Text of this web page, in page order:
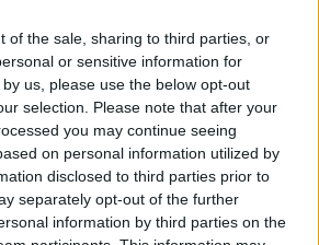
of the sale, sharing to third parties, or
or sensitive information for
us, please use the below opt-out
selection. Please note that after your
you may continue seeing
on personal information utilized by
disclosed to third parties prior to
separately opt-out of the further
information by third parties on the
Visi įrašai
įrašai
00:00:30
avarijos Vilniaus r.: dviejų moterų ir